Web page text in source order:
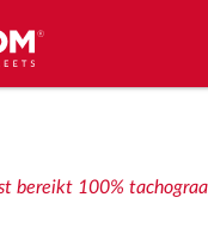
bereikt 100%